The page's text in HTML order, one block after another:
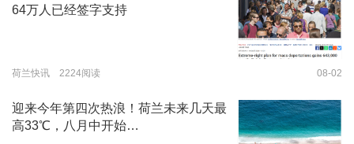
64万人已经签字支持
荷兰快讯 2224阅读 08-02
迎来今年第四次热浪！荷兰未来几天最
高33℃，八月中开始…